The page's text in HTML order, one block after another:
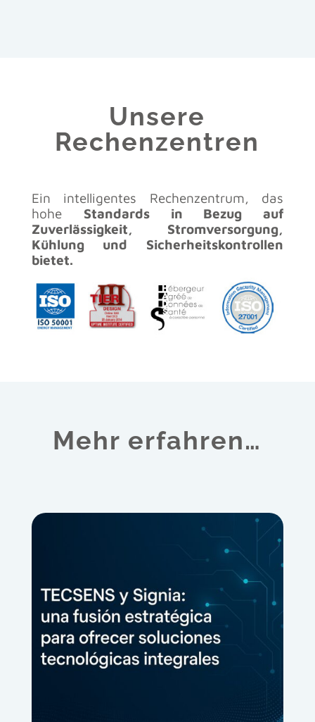
Unsere
Rechenzentren
Ein intelligentes Rechenzentrum, das
hohe Standards in Bezug auf
Zuverlässigkeit, Stromversorgung,
Kühlung und Sicherheitskontrollen
bietet.
Mehr erfahren…